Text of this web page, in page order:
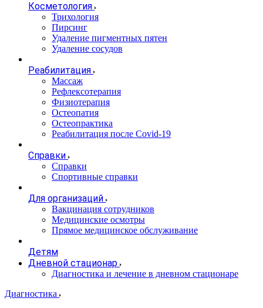
Косметология
Трихология
Пирсинг
Удаление пигментных пятен
Удаление сосудов
Реабилитация
Массаж
Рефлексотерапия
Физиотерапия
Остеопатия
Остеопрактика
Реабилитация после Covid-19
Справки
Справки
Спортивные справки
Для организаций
Вакцинация сотрудников
Медицинские осмотры
Прямое медицинское обслуживание
Детям
Дневной стационар
Диагностика и лечение в дневном стационаре
Диагностика